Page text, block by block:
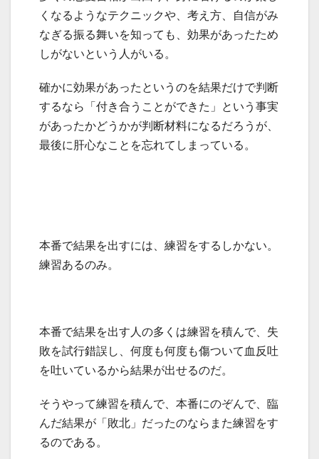
くなるようなテクニックや、考え方、自信がみ
なぎる振る舞いを知っても、効果があったため
しがないという人がいる。
確かに効果があったというのを結果だけで判断
するなら「付き合うことができた」という事実
があったかどうかが判断材料になるだろうが、
最後に肝心なことを忘れてしまっている。
本番で結果を出すには、練習をするしかない。
練習あるのみ。
本番で結果を出す人の多くは練習を積んで、失
敗を試行錯誤し、何度も何度も傷ついて血反吐
を吐いているから結果が出せるのだ。
そうやって練習を積んで、本番にのぞんで、臨
んだ結果が「敗北」だったのならまた練習をす
るのである。